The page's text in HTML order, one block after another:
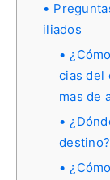
iliados
cias del
mas de
destino?